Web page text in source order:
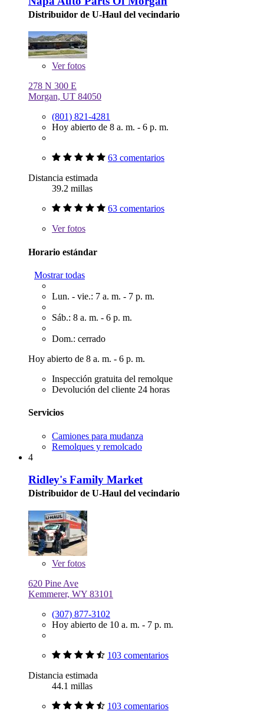
Distribuidor de U-Haul del vecindario
Verfotos
278 N 300 E
Morgan, UT 84050
(801) 821-4281
Hoy abierto de 8 a. m. - 6 p. m.
63 comentarios
Distancia estimada
39.2 millas
63 comentarios
Verfotos
Horario estándar
Mostrar todas
Lun. - vie.: 7 a. m. - 7 p. m.
Sáb.: 8 a. m. - 6 p. m.
Dom.: cerrado
Hoy abierto de 8 a. m. - 6 p. m.
Inspección gratuita del remolque
Devolución del cliente 24 horas
Servicios
Camiones para mudanza
Remolques y remolcado
4
Ridley's Family Market
Distribuidor de U-Haul del vecindario
Verfotos
620 Pine Ave
Kemmerer, WY 83101
(307) 877-3102
Hoy abierto de 10 a. m. - 7 p. m.
103 comentarios
Distancia estimada
44.1 millas
103 comentarios